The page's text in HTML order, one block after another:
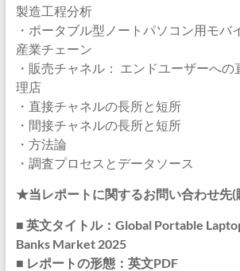
製造工程分析
・ポータブル型ノートパソコン用モバ
産業チェーン
・販売チャネル： エンドユーザーへの
理店
・直接チャネルの長所と短所
・間接チャネルの長所と短所
・方法論
・調査プロセスとデータソース
★当レポートに関するお問い合わせ先
■ 英文タイトル：Global Portable
Banks Market 2025
■ レポートの形態：英文PDF